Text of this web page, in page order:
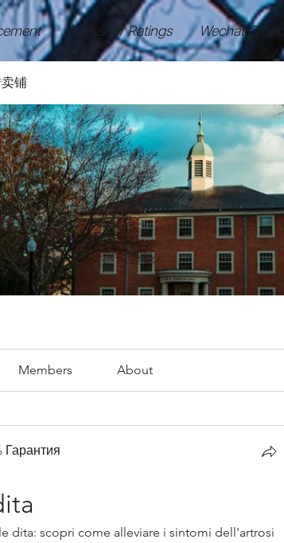
Professor Ratings Wechat Groups
铺
Members About
Гарантия
dita: scopri come alleviare i sintomi dell'artrosi